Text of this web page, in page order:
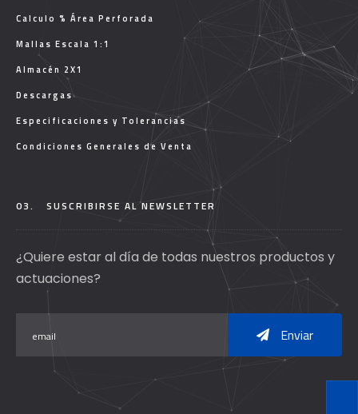
Calculo % Área Perforada
Mallas Escala 1:1
Almacén 2X1
Descargas
Especificaciones y Tolerancias
Condiciones Generales de Venta
03. SUSCRIBIRSE AL NEWSLETTER
¿Quiere estar al día de todas nuestros productos y
actuaciones?
Enviar